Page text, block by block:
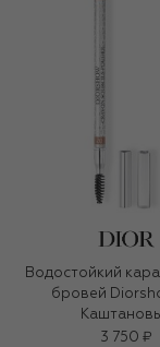
Водостойкий
бровей
3 750 ₽